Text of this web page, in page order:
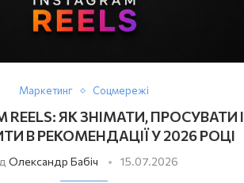
Маркетинг Соцмережі
REELS: ЯК ЗНІМАТИ, ПРОСУВАТИ І
В РЕКОМЕНДАЦІЇ У 2026 РОЦІ
Олександр Бабіч 15.07.2026